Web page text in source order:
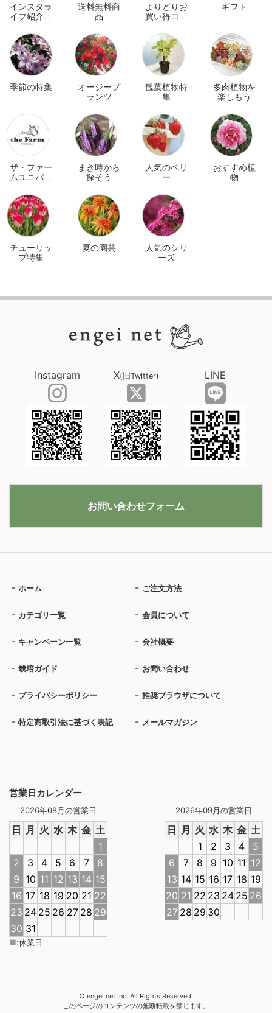
インスタラ
イブ紹介商
送料無料商
品
よりどりお
買い得コー
ギフト
季節の特集
オージープ
ランツ
観葉植物特
集
多肉植物を
楽しもう
ザ・ファー
ムユニバー
イン
まき時から
探そう
人気のベリ
ー
おすすめ植
物
チューリッ
プ特集
夏の園芸
人気のシリ
ーズ
営業日カレンダー
2026年08月の営業日
日 月 火 水 木 金 土
1
2
3 4 5 6 7
8
9 10 11 12 13 14 15
16 17 18 19 20 21 22
23 24 25 26 27 28 29
30 31
2026年09月の営業日
日 月 火 水 木 金 土
1
2 3 4
5
6
7 8 9 10 11 12
13 14 15 16 17 18 19
20 21 22 23 24 25 26
27 28 29 30
■:休業日
ホーム ご注文方法
カテゴリ一覧 会員について
キャンペーン一覧 会社概要
栽培ガイド お問い合わせ
プライバシーポリシー 推奨ブラウザについて
特定商取引法に基づく表記 メールマガジン
Instagram X(旧Twitter) LINE
お問い合わせフォーム
© engei net Inc. All Rights Reserved.
このページのコンテンツの無断転載を禁じます。